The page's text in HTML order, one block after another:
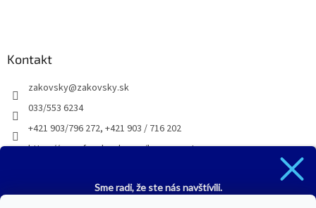
Kontakt
zakovsky@zakovsky.sk
033/553 6234
+421 903/796 272, +421 903 / 716 202
https://www.facebook.com/husqvarnatrnava
Sme radi, že ste nás navštívili.